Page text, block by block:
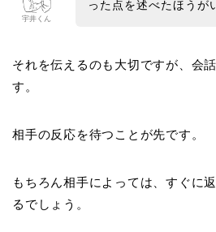
宇井くん
った点を述べたほうが
それを伝えるのも大切ですが、会
す。
相手の反応を待つことが先です。
もちろん相手によっては、すぐに
るでしょう。